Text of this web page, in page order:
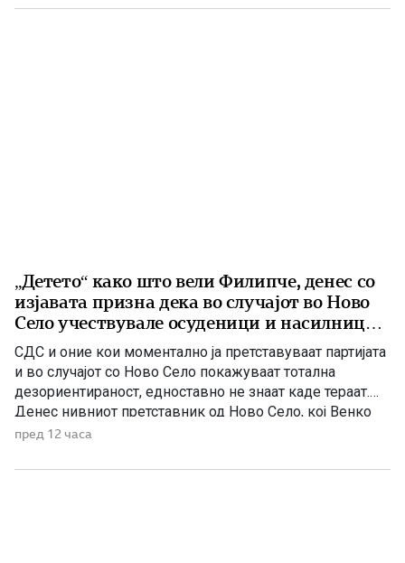
дека конечната одлука ќе ја донесе Агенцијата за
„Детето“ како што вели Филипче, денес со
изјавата призна дека во случајот во Ново
Село учествувале осуденици и насилници,
ова е талогот на Македонија
СДС и оние кои моментално ја претставуваат партијата
и во случајот со Ново Село покажуваат тотална
дезориентираност, едноставно не знаат каде тераат.
Денес нивниот претставник од Ново Село, кој Венко
Филипче го нарекува дете или воопшто учесниците во
ги нарече деца, јавно призна дека е насилник и
пред 12 часа